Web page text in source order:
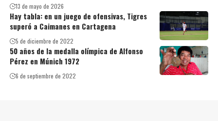
13 de mayo de 2026
Hay tabla: en un juego de ofensivas, Tigres
superó a Caimanes en Cartagena
5 de diciembre de 2022
50 años de la medalla olímpica de Alfonso
Pérez en Múnich 1972
6 de septiembre de 2022